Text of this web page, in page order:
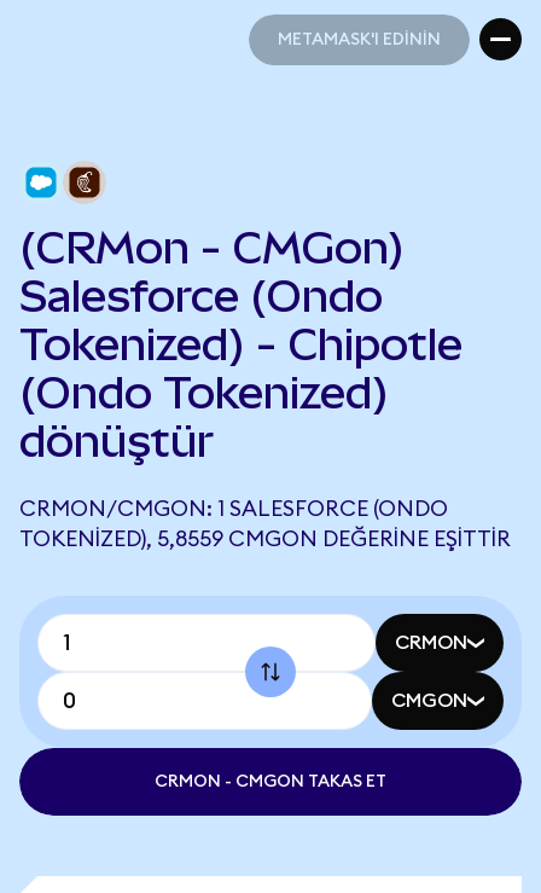
METAMASK'I EDİNİN
(CRMon - CMGon)
Salesforce (Ondo
Tokenized) - Chipotle
(Ondo Tokenized)
dönüştür
CRMON/CMGON: 1 SALESFORCE (ONDO
TOKENIZED), 5,8559 CMGON DEĞERINE EŞITTIR
CRMON
CMGON
CRMON - CMGON TAKAS ET